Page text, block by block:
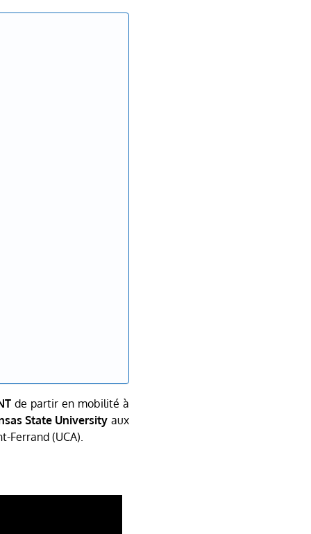
de partir en mobilité à
State University aux
Ferrand (UCA).